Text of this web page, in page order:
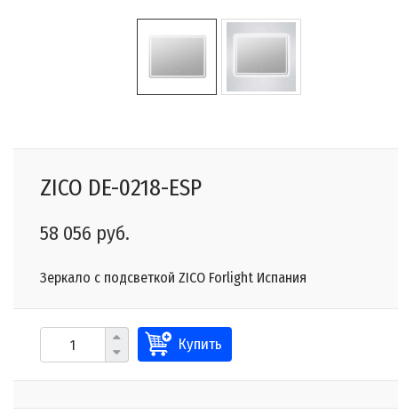
ZICO DE-0218-ESP
58 056 руб.
Зеркало с подсветкой ZICO Forlight Испания
Купить